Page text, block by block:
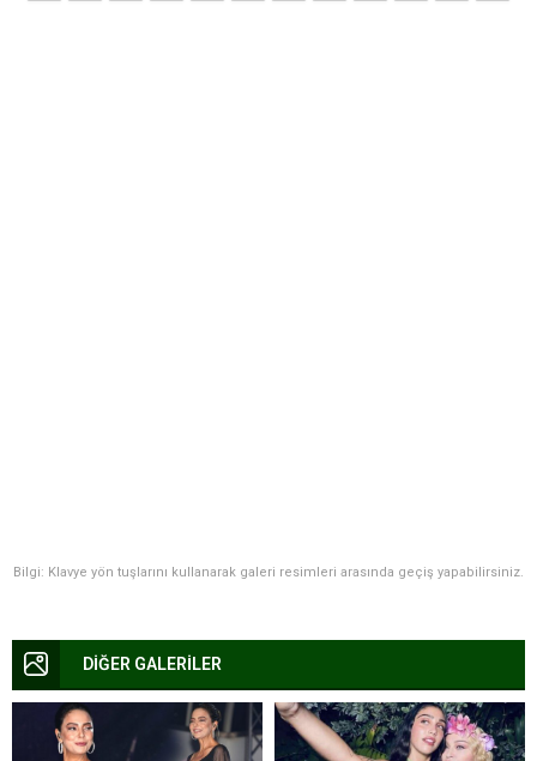
Bilgi: Klavye yön tuşlarını kullanarak galeri resimleri arasında geçiş yapabilirsiniz.
DİĞER GALERİLER